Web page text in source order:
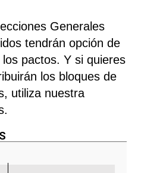
Generales
tendrán opción de
pactos. Y si quieres
los bloques de
utiliza nuestra